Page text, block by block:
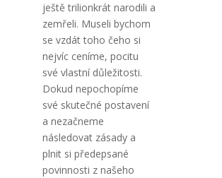
ještě trilionkrát narodili a
zemřeli. Museli bychom
se vzdát toho čeho si
nejvíc ceníme, pocitu
své vlastní důležitosti.
Dokud nepochopíme
své skutečné postavení
a nezačneme
následovat zásady a
plnit si předepsané
povinnosti z našeho